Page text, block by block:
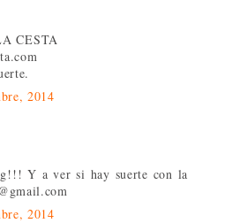
CESTA
2014
Y a ver si hay suerte con la
2014